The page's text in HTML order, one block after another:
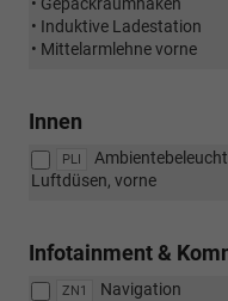
• Induktive Ladestation
• Mittelarmlehne vorne
Innen
PLI
Luftdüsen, vorne
Infotainment &
ZN1 Navigation